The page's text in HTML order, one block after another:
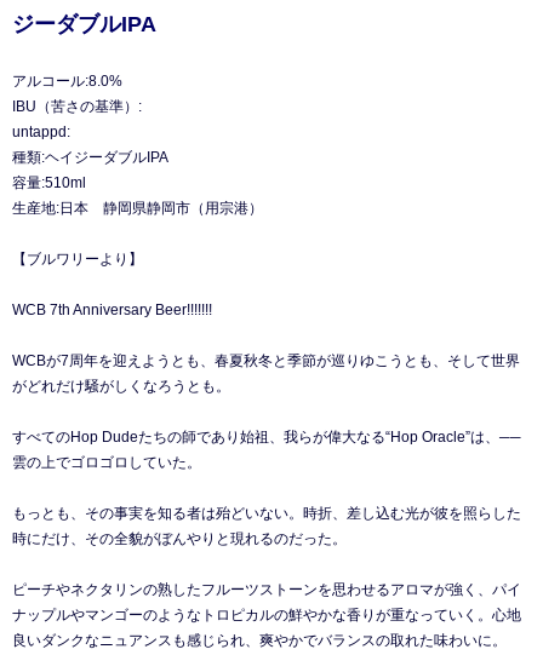
ジーダブルIPA
アルコール:8.0%
IBU（苦さの基準）:
untappd:
種類:ヘイジーダブルIPA
容量:510ml
生産地:日本 静岡県静岡市（用宗港）
【ブルワリーより】
WCB 7th Anniversary Beer!!!!!!!
WCBが7周年を迎えようとも、春夏秋冬と季節が巡りゆこうとも、そして世界
がどれだけ騒がしくなろうとも。
すべてのHop Dudeたちの師であり始祖、我らが偉大なる“Hop Oracle”は、──
雲の上でゴロゴロしていた。
もっとも、その事実を知る者は殆どいない。時折、差し込む光が彼を照らした
時にだけ、その全貌がぼんやりと現れるのだった。
ピーチやネクタリンの熟したフルーツストーンを思わせるアロマが強く、パイ
ナップルやマンゴーのようなトロピカルの鮮やかな香りが重なっていく。心地
良いダンクなニュアンスも感じられ、爽やかでバランスの取れた味わいに。